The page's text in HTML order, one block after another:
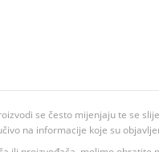
se često mijenjaju te se
na informacije koje su